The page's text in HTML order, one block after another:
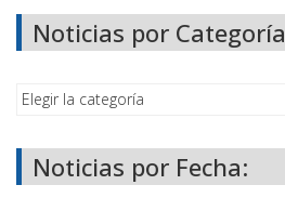
Noticias por Categoría
Noticias por Fecha: